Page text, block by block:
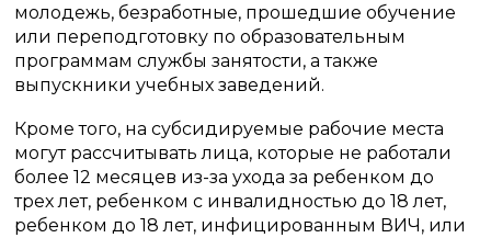
молодежь, безработные, прошедшие обучение
или переподготовку по образовательным
программам службы занятости, а также
выпускники учебных заведений.
Кроме того, на субсидируемые рабочие места
могут рассчитывать лица, которые не работали
более 12 месяцев из-за ухода за ребенком до
трех лет, ребенком с инвалидностью до 18 лет,
ребенком до 18 лет, инфицированным ВИЧ, или